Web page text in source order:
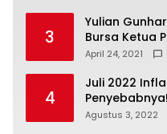
3
Yulian
Bursa Ketua
April 24, 2021
4
Juli 2022
Penyebabnya!
Agustus 3, 2022